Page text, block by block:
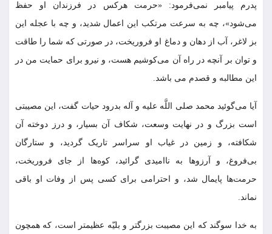
پدرم پیامبر نمی‌فرمود: «حرمت هرکس در فرزندان او حفظ
می‌شود»، چه به سرعت مرتکب این اعمال شدید، و چه با عجله این
بز لاغر، آب از دهان و دماغ او فروریخت، در صورتى که شما را طاقت
و توان بر آنچه در راه آن می‌کوشیم هست، و نیرو براى حمایت من در
این مطالبه و قصدم می باشد.
آیا می‌گوئید محمد صلى اللَّه علیه و آله بدرود حیات گفت، این مصیبتى
است بزرگ و در نهایت وسعت، شکاف آن بسیار، و درز دوخته آن
شکافته، و زمین در غیاب او سراسر تاریک گردید، و ستارگان
بی‌فروغ، و آرزوها به ناامیدى گرائید، کوه‌ها از جاى فروریخت،
حرمت‌ها پایمال شد، و احترامى براى کسى پس از وفات او باقى
نماند.
به خدا سوگند که این مصیبت بزرگتر و بلیّه عظیم‏تر است، که همچون